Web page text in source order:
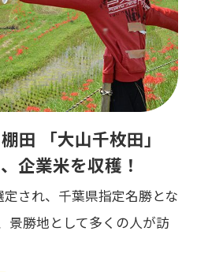
田 「大山千枚田」
企業米を収穫！
され、千葉県指定名勝とな
景勝地として多くの人が訪